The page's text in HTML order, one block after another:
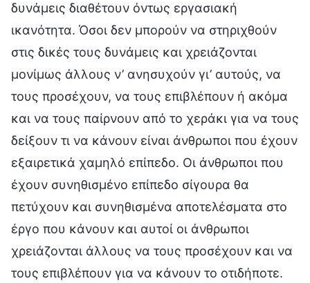
δυνάμεις διαθέτουν όντως εργασιακή
ικανότητα. Όσοι δεν μπορούν να στηριχθούν
στις δικές τους δυνάμεις και χρειάζονται
μονίμως άλλους ν’ ανησυχούν γι’ αυτούς, να
τους προσέχουν, να τους επιβλέπουν ή ακόμα
και να τους παίρνουν από το χεράκι για να τους
δείξουν τι να κάνουν είναι άνθρωποι που έχουν
εξαιρετικά χαμηλό επίπεδο. Οι άνθρωποι που
έχουν συνηθισμένο επίπεδο σίγουρα θα
πετύχουν και συνηθισμένα αποτελέσματα στο
έργο που κάνουν και αυτοί οι άνθρωποι
χρειάζονται άλλους να τους προσέχουν και να
τους επιβλέπουν για να κάνουν το οτιδήποτε.